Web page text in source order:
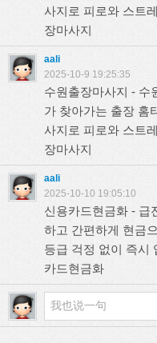
사지로 피로와 스
장마사지
aali
2025-10-9 19:25:35
수원출장마사지 - 수
가 찾아가는 출장 홈
사지로 피로와 스
장마사지
aali
2025-10-10 19:05:10
신용카드현금화 - 급
하고 간편하게 현금
등급 걱정 없이 즉
카드현금화